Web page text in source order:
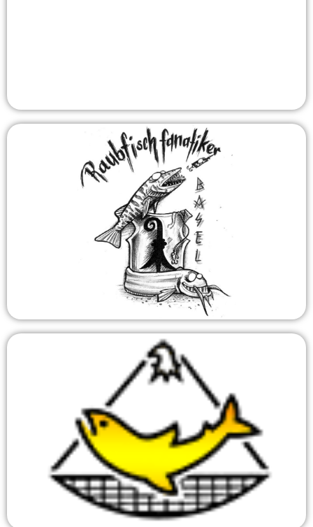
Raubfisch Fanatiker Basel
(RFB)
Wir sind seit 2013 ein in Basel-Stadt ansässiger
Fischerverein mit 14 Aktivmitgliedern und eine Hand voll
Passiven.
Email
Galgenfischer
Der Verein bezweckt im Sinne der Sportfischerei seinen
Mitgliedern im Gebiet des Stadt-Bannes nach
Möglichkeit optimale Verhältnisse zum Fischen mit
Galgen zu gewährleisten.
Zur Webseite